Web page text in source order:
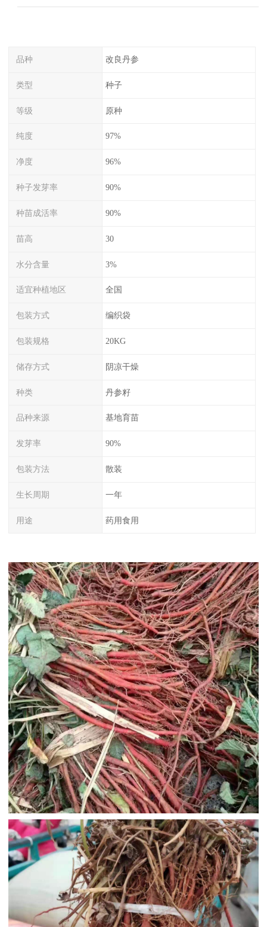
品种 改良丹参
类型 种子
等级 原种
纯度 97%
净度 96%
种子发芽率 90%
种苗成活率 90%
苗高 30
水分含量 3%
适宜种植地区 全国
包装方式 编织袋
包装规格 20KG
储存方式 阴凉干燥
种类 丹参籽
品种来源 基地育苗
发芽率 90%
包装方法 散装
生长周期 一年
用途 药用食用